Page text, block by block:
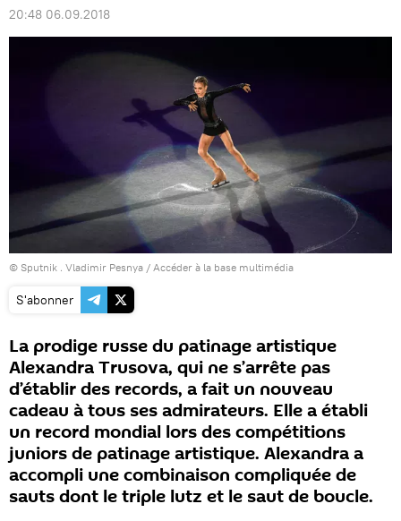
20:48 06.09.2018
© Sputnik . Vladimir Pesnya / Accéder à la base multimédia
S'abonner
La prodige russe du patinage artistique
Alexandra Trusova, qui ne s’arrête pas
d’établir des records, a fait un nouveau
cadeau à tous ses admirateurs. Elle a établi
un record mondial lors des compétitions
juniors de patinage artistique. Alexandra a
accompli une combinaison compliquée de
sauts dont le triple lutz et le saut de boucle.